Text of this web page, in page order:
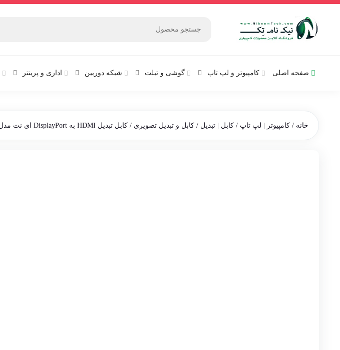
صفحه اصلی کامپیوتر و‌‌‌‌‌ لپ تاپ گوشی و تبلت شبکه دوربین اداری و پرینتر
خانه / کامپیوتر | لپ تاپ / کابل | تبدیل / کابل و تبدیل تصویری / کابل تبدیل HDMI به DisplayPort ای نت مدل H146 4Kx2K